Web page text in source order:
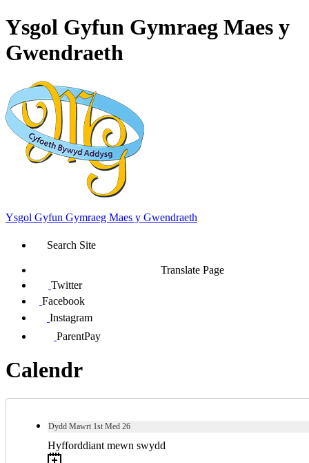
Ysgol Gyfun Gymraeg Maes y
Gwendraeth
Ysgol Gyfun Gymraeg Maes y Gwendraeth
Search Site
Translate Page
Twitter
Facebook
Instagram
ParentPay
Calendr
Dydd Mawrt 1st Med 26
Hyfforddiant mewn swydd